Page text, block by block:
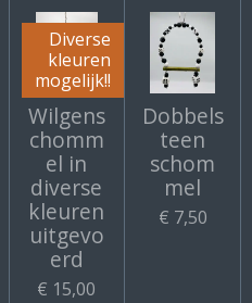
Diverse
kleuren
mogelijk!!
Wilgens
chomm
el in
diverse
kleuren
uitgevo
erd
€ 15,00
Dobbels
teen
schom
mel
€ 7,50